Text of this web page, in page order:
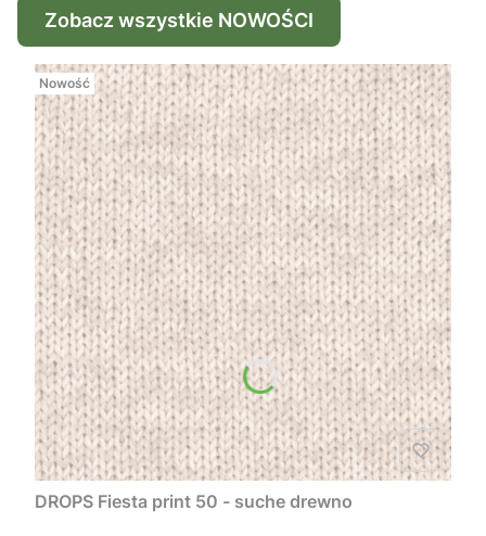
Zobacz wszystkie NOWOŚCI
Nowość
DROPS Fiesta print 50 - suche drewno